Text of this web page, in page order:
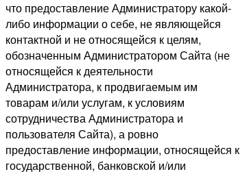
что предоставление Администратору какой-
либо информации о себе, не являющейся
контактной и не относящейся к целям,
обозначенным Администратором Сайта (не
относящейся к деятельности
Администратора, к продвигаемым им
товарам и/или услугам, к условиям
сотрудничества Администратора и
пользователя Сайта), а ровно
предоставление информации, относящейся к
государственной, банковской и/или